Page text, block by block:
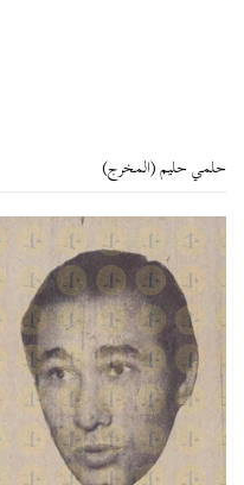
حلمي حليم (المخرج)